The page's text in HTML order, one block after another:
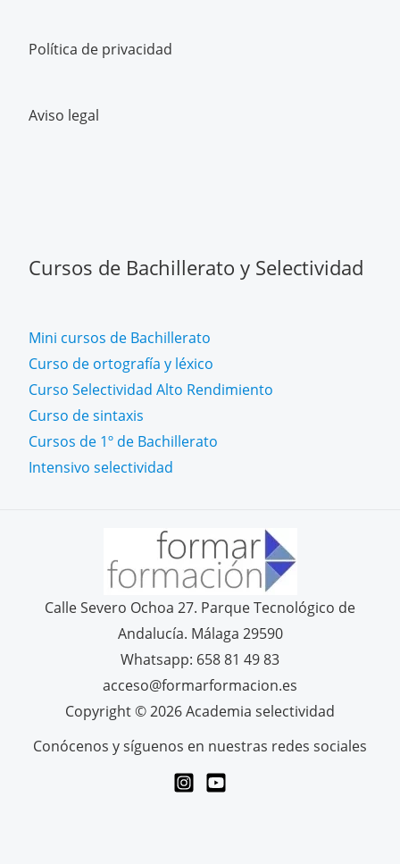
Política de privacidad
Aviso legal
Cursos de Bachillerato y Selectividad
Mini cursos de Bachillerato
Curso de ortografía y léxico
Curso Selectividad Alto Rendimiento
Curso de sintaxis
Cursos de 1º de Bachillerato
Intensivo selectividad
Calle Severo Ochoa 27. Parque Tecnológico de
Andalucía. Málaga 29590
Whatsapp: 658 81 49 83
acceso@formarformacion.es
Copyright © 2026 Academia selectividad
Conócenos y síguenos en nuestras redes sociales